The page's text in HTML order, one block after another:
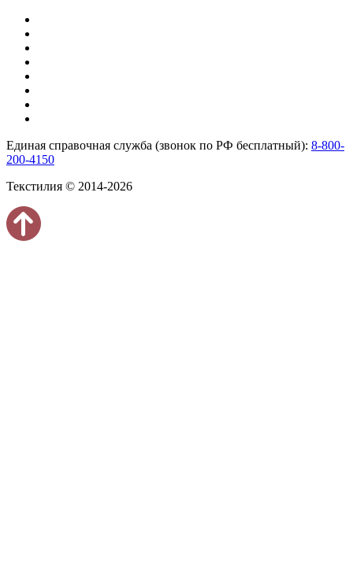
Единая справочная служба (звонок по РФ бесплатный): 8-800-
200-4150
Текстилия © 2014-2026